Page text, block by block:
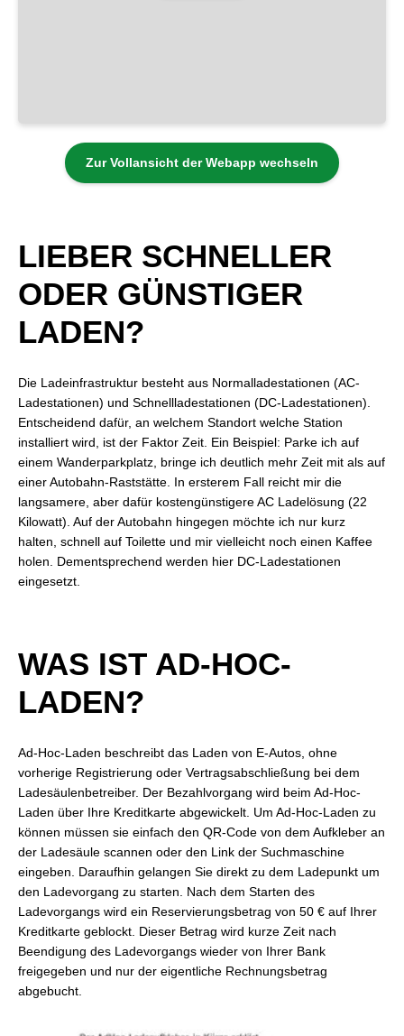
Zur Vollansicht der Webapp wechseln
LIEBER SCHNELLER
ODER GÜNSTIGER
LADEN?
Die Ladeinfrastruktur besteht aus Normalladestationen (AC-
Ladestationen) und Schnellladestationen (DC-Ladestationen).
Entscheidend dafür, an welchem Standort welche Station
installiert wird, ist der Faktor Zeit. Ein Beispiel: Parke ich auf
einem Wanderparkplatz, bringe ich deutlich mehr Zeit mit als auf
einer Autobahn-Raststätte. In ersterem Fall reicht mir die
langsamere, aber dafür kostengünstigere AC Ladelösung (22
Kilowatt). Auf der Autobahn hingegen möchte ich nur kurz
halten, schnell auf Toilette und mir vielleicht noch einen Kaffee
holen. Dementsprechend werden hier DC-Ladestationen
eingesetzt.
WAS IST AD-HOC-
LADEN?
Ad-Hoc-Laden beschreibt das Laden von E-Autos, ohne
vorherige Registrierung oder Vertragsabschließung bei dem
Ladesäulenbetreiber. Der Bezahlvorgang wird beim Ad-Hoc-
Laden über Ihre Kreditkarte abgewickelt. Um Ad-Hoc-Laden zu
können müssen sie einfach den QR-Code von dem Aufkleber an
der Ladesäule scannen oder den Link der Suchmaschine
eingeben. Daraufhin gelangen Sie direkt zu dem Ladepunkt um
den Ladevorgang zu starten. Nach dem Starten des
Ladevorgangs wird ein Reservierungsbetrag von 50 € auf Ihrer
Kreditkarte geblockt. Dieser Betrag wird kurze Zeit nach
Beendigung des Ladevorgangs wieder von Ihrer Bank
freigegeben und nur der eigentliche Rechnungsbetrag
abgebucht.